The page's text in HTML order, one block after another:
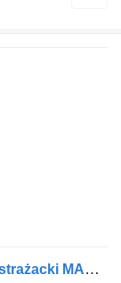
MAN Straż Samochód pożarniczy Wóz strażacki MAN TGM 18.340 GCBA 4x4